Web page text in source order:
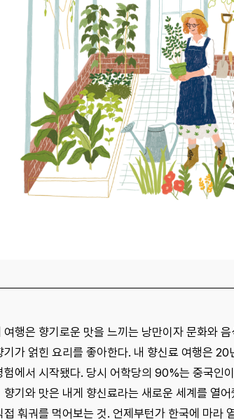
여행은 향기로운 맛을 느끼는 낭만이자 문화와
기가 얽힌 요리를 좋아한다. 내 향신료 여행은
험에서 시작됐다. 당시 어학당의 90%는 중국인
향기와 맛은 내게 향신료라는 새로운 세계를 열
접 훠궈를 먹어보는 것. 언제부턴가 한국에 마라